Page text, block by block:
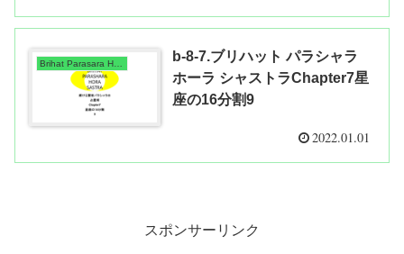
Brihat Parasara Hora Shastra
b-8-7.ブリハット パラシャラ
ホーラ シャストラChapter7星
座の16分割9
2022.01.01
スポンサーリンク